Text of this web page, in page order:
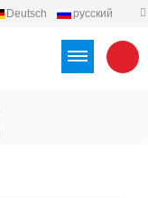
Deutsch
русский